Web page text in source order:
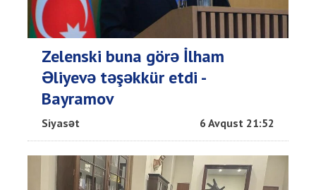
Zelenski buna görə İlham
Əliyevə təşəkkür etdi -
Bayramov
Siyasət 6 Avqust 21:52